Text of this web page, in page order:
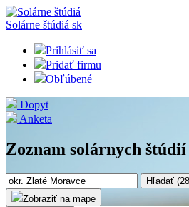
Solárne štúdiá sk
Prihlásiť sa
Pridať firmu
Obľúbené
Dopyt
Anketa
Zoznam solárnych
Hľadať (28
Zobraziť na mape